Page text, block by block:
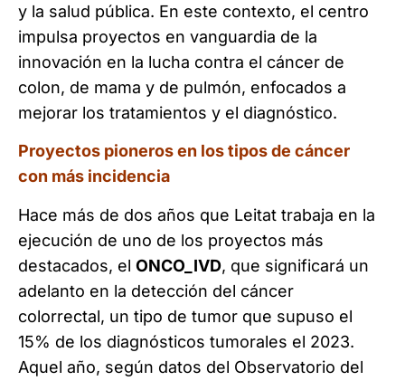
y la salud pública. En este contexto, el centro
impulsa proyectos en vanguardia de la
innovación en la lucha contra el cáncer de
colon, de mama y de pulmón, enfocados a
mejorar los tratamientos y el diagnóstico.
Proyectos pioneros en los tipos de cáncer
con más incidencia
Hace más de dos años que Leitat trabaja en la
ejecución de uno de los proyectos más
destacados, el ONCO_IVD, que significará un
adelanto en la detección del cáncer
colorrectal, un tipo de tumor que supuso el
15% de los diagnósticos tumorales el 2023.
Aquel año, según datos del Observatorio del